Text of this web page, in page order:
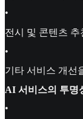
•
전시 및 콘텐츠 추
•
기타 서비스 개선
AI 서비스의 투명
•